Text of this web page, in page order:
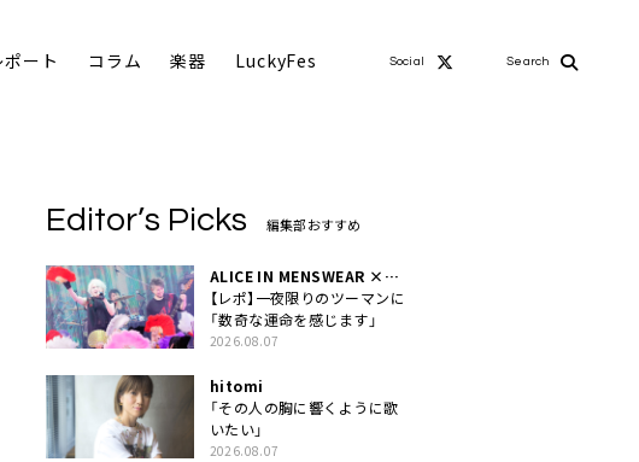
ート コラム 楽器 LuckyFes Social Search
Editor’s Picks 編集部おすすめ
ALICE IN MENSWEAR ×
MASCHERA
【レポ】一夜限りのツーマンに
「数奇な運命を感じます」
2026.08.07
hitomi
「その人の胸に響くように歌
いたい」
2026.08.07